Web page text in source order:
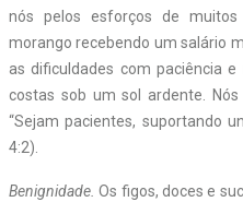
nós pelos esforços de
morango recebendo um salário
as dificuldades com paciência
costas sob um sol ardente.
“Sejam pacientes, suportando
4:2).
Benignidade. Os figos, doces e